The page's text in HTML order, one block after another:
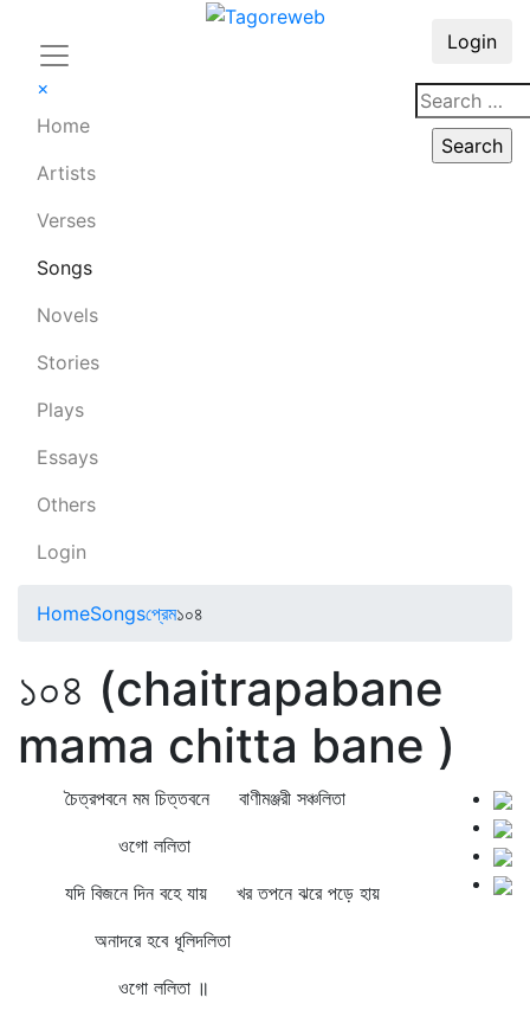
×
Home
Artists
Verses
Songs
Novels
Stories
Plays
Essays
Others
Login
Login
HomeSongsপ্রেম১০৪
১০৪ (chaitrapabane
mama chitta bane )
চৈত্রপবনে মম চিত্তবনে বাণীমঞ্জরী সঞ্চলিতা
ওগো ললিতা
যদি বিজনে দিন বহে যায় খর তপনে ঝরে পড়ে হায়
অনাদরে হবে ধূলিদলিতা
ওগো ললিতা ॥